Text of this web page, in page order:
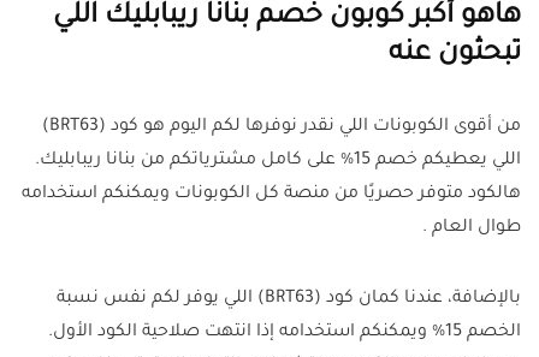
هاهو أكبر كوبون خصم بنانا ريبابليك اللي
تبحثون عنه
من أقوى الكوبونات اللي نقدر نوفرها لكم اليوم هو كود (BRT63)
اللي يعطيكم خصم 15% على كامل مشترياتكم من بنانا ريبابليك.
هالكود متوفر حصريًا من منصة كل الكوبونات ويمكنكم استخدامه
طوال العام .
بالإضافة، عندنا كمان كود (BRT63) اللي يوفر لكم نفس نسبة
الخصم 15% ويمكنكم استخدامه إذا انتهت صلاحية الكود الأول.